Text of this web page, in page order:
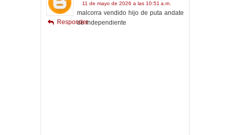
11 de mayo de 2026 a las 10:51 a.m.
malcorra vendido hijo de puta andate
de independiente
Responder